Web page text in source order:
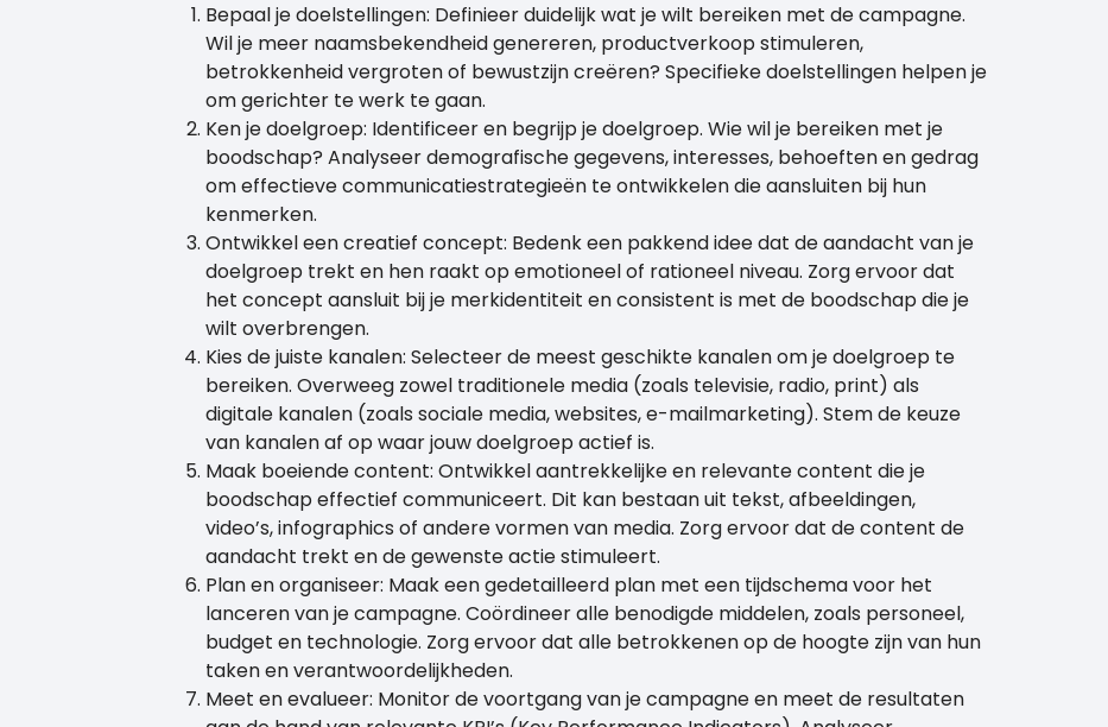
Bepaal je doelstellingen: Definieer duidelijk wat je wilt bereiken met de campagne.
Wil je meer naamsbekendheid genereren, productverkoop stimuleren,
betrokkenheid vergroten of bewustzijn creëren? Specifieke doelstellingen helpen je
om gerichter te werk te gaan.
Ken je doelgroep: Identificeer en begrijp je doelgroep. Wie wil je bereiken met je
boodschap? Analyseer demografische gegevens, interesses, behoeften en gedrag
om effectieve communicatiestrategieën te ontwikkelen die aansluiten bij hun
kenmerken.
Ontwikkel een creatief concept: Bedenk een pakkend idee dat de aandacht van je
doelgroep trekt en hen raakt op emotioneel of rationeel niveau. Zorg ervoor dat
het concept aansluit bij je merkidentiteit en consistent is met de boodschap die je
wilt overbrengen.
Kies de juiste kanalen: Selecteer de meest geschikte kanalen om je doelgroep te
bereiken. Overweeg zowel traditionele media (zoals televisie, radio, print) als
digitale kanalen (zoals sociale media, websites, e-mailmarketing). Stem de keuze
van kanalen af op waar jouw doelgroep actief is.
Maak boeiende content: Ontwikkel aantrekkelijke en relevante content die je
boodschap effectief communiceert. Dit kan bestaan uit tekst, afbeeldingen,
video’s, infographics of andere vormen van media. Zorg ervoor dat de content de
aandacht trekt en de gewenste actie stimuleert.
Plan en organiseer: Maak een gedetailleerd plan met een tijdschema voor het
lanceren van je campagne. Coördineer alle benodigde middelen, zoals personeel,
budget en technologie. Zorg ervoor dat alle betrokkenen op de hoogte zijn van hun
taken en verantwoordelijkheden.
Meet en evalueer: Monitor de voortgang van je campagne en meet de resultaten